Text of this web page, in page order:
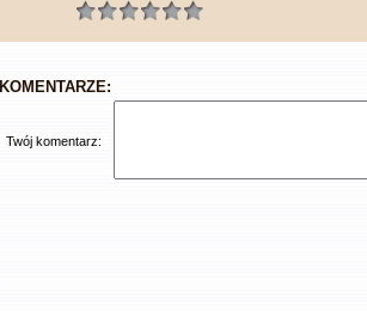
KOMENTARZE:
Twój komentarz: